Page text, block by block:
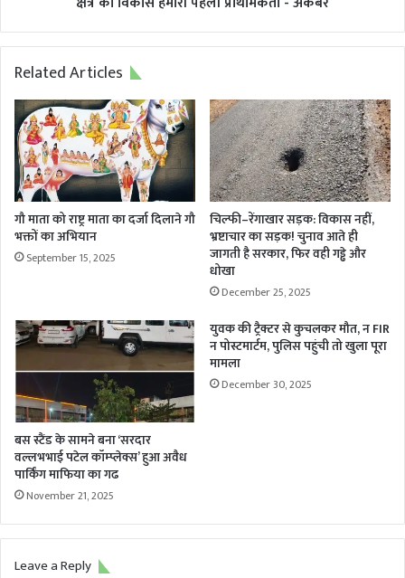
Related Articles
गौ माता को राष्ट्र माता का दर्जा दिलाने गौ
भक्तों का अभियान
September 15, 2025
चिल्फी–रेंगाखार सड़क: विकास नहीं,
भ्रष्टाचार का सड़क! चुनाव आते ही
जागती है सरकार, फिर वही गड्ढे और
धोखा
December 25, 2025
बस स्टैंड के सामने बना ‘सरदार
वल्लभभाई पटेल कॉम्प्लेक्स’ हुआ अवैध
पार्किंग माफिया का गढ
November 21, 2025
युवक की ट्रैक्टर से कुचलकर मौत, न FIR
न पोस्टमार्टम, पुलिस पहुंची तो खुला पूरा
मामला
December 30, 2025
Leave a Reply